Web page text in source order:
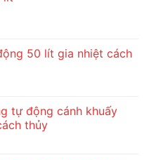
50 lít gia nhiệt cách
tự động cánh khuấy
thủy